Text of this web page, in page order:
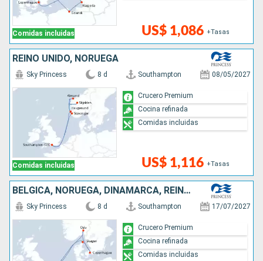
Comidas incluidas US$ 1,086 +Tasas
REINO UNIDO, NORUEGA
Comidas incluidas
Sky Princess 8 d Southampton 08/05/2027
US$ 1,116 +Tasas
Crucero Premium
Cocina refinada
Comidas incluidas
BÉLGICA, NORUEGA, DINAMARCA, REINO UNIDO
Sky Princess 8 d Southampton 17/07/2027
Crucero Premium
Cocina refinada
Comidas incluidas